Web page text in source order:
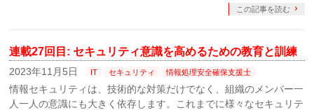
この記事を読む
連載27回目: セキュリティ意識を高めるための教育と訓練
2023年11月5日 IT セキュリティ 情報処理安全確保支援士
情報セキュリティは、技術的な対策だけでなく、組織のメンバー一
人一人の意識にも大きく依存します。これまでに様々なセキュリテ